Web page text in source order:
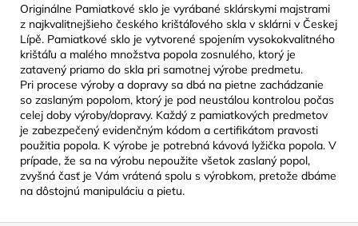
Originálne Pamiatkové sklo je vyrábané sklárskymi majstrami
z najkvalitnejšieho českého krištáľového skla v sklárni v Českej
Lípě. Pamiatkové sklo je vytvorené spojením vysokokvalitného
krištáľu a malého množstva popola zosnulého, ktorý je
zatavený priamo do skla pri samotnej výrobe predmetu.
Pri procese výroby a dopravy sa dbá na pietne zachádzanie
so zaslaným popolom, ktorý je pod neustálou kontrolou počas
celej doby výroby/dopravy. Každý z pamiatkových predmetov
je zabezpečený evidenčným kódom a certifikátom pravosti
použitia popola. K výrobe je potrebná kávová lyžička popola. V
prípade, že sa na výrobu nepoužite všetok zaslaný popol,
zvyšná časť je Vám vrátená spolu s výrobkom, pretože dbáme
na dôstojnú manipuláciu a pietu.